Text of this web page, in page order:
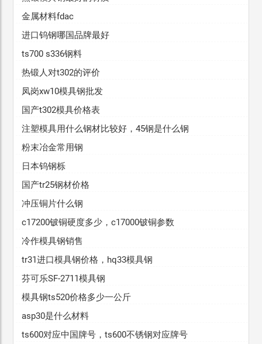
金属材料fdac
进口钨钢哪国品牌最好
ts700 s336钢料
热锻人对t302的评价
凤岗xw10模具钢批发
国产t302模具价格表
注塑模具用什么钢材比较好，45钢是什么钢
粉末冶金常用钢
日本钨钢栎
国产tr25钢材价格
冲压铜片什么钢
c17200铍铜硬度多少，c17000铍铜参数
冷作模具钢销售
tr31进口模具钢价格，hq33模具钢
芬可乐SF-2711模具钢
模具钢ts520价格多少一公斤
asp30是什么材料
ts600对应中国牌号，ts600不锈钢对应牌号